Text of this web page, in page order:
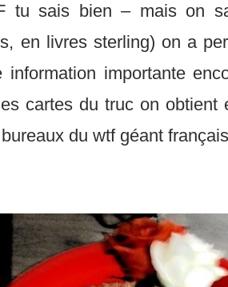
tu sais bien – mais on
en livres sterling) on a
information importante
cartes du truc on obtient
du wtf géant